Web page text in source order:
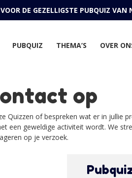
DE GEZELLIGSTE PUBQUIZ VAN
PUBQUIZ THEMA’S OVER
op
Quizzen of bespreken wat er in jullie
een geweldige activiteit wordt. We
op je verzoek.